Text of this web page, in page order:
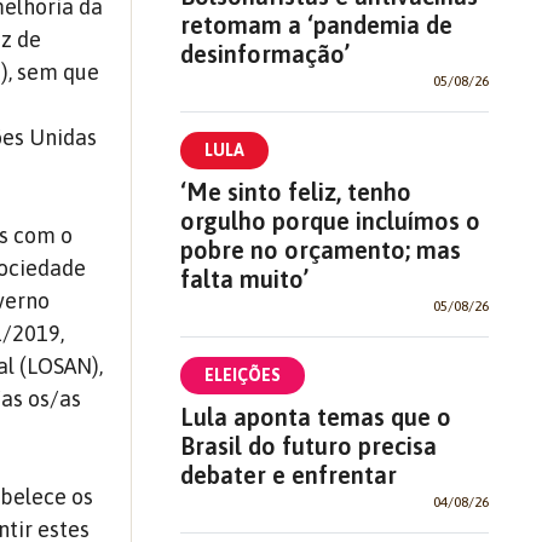
da
de
sem que
Unidas
com o
2019,
(LOSAN),
os/as
os
estes
retomam a ‘pandemia de
desinformação’
05/08/26
LULA
‘Me sinto feliz, tenho
orgulho porque incluímos o
pobre no orçamento; mas
falta muito’
05/08/26
ELEIÇÕES
Lula aponta temas que o
Brasil do futuro precisa
debater e enfrentar
04/08/26